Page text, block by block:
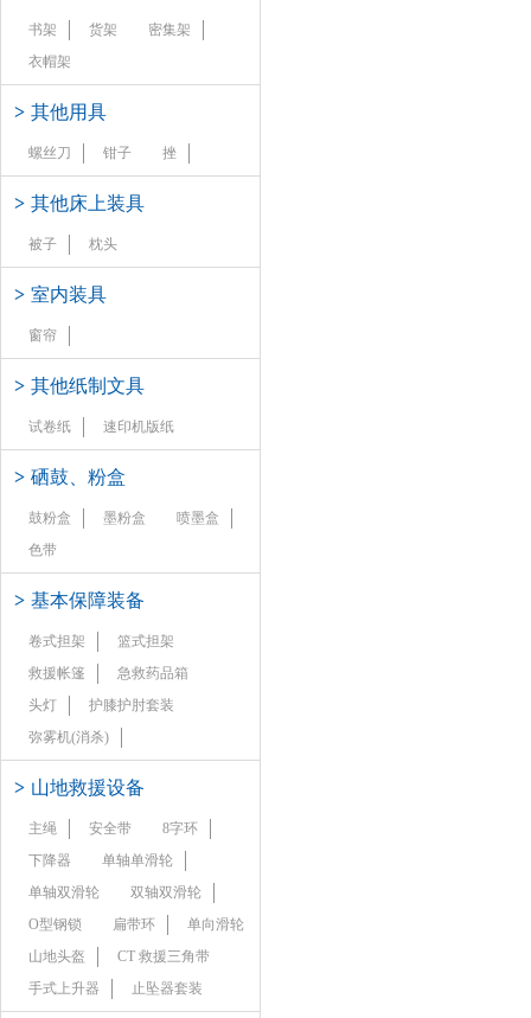
书架 货架
密集架
衣帽架
> 其他用具
螺丝刀 钳子 挫
> 其他床上装具
被子 枕头
> 室内装具
窗帘
> 其他纸制文具
试卷纸 速印机版纸
> 硒鼓、粉盒
鼓粉盒 墨粉盒
喷墨盒
色带
> 基本保障装备
卷式担架
篮式担架
救援帐篷
急救药品箱
头灯
护膝护肘套装
弥雾机(消杀)
> 山地救援设备
主绳 安全带
8字环
下降器
单轴单滑轮
单轴双滑轮
双轴双滑轮
O型钢锁
扁带环
单向滑轮
山地头盔
CT 救援三角带
手式上升器
止坠器套装